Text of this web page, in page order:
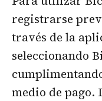
registrarse
través de la
seleccionando
medio de pago.